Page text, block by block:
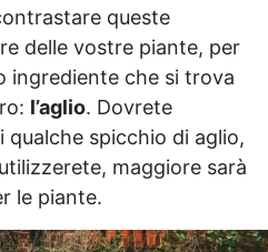
queste
delle vostre piante, per
ingrediente che si trova
l’aglio. Dovrete
qualche spicchio di aglio,
maggiore sarà
le piante.